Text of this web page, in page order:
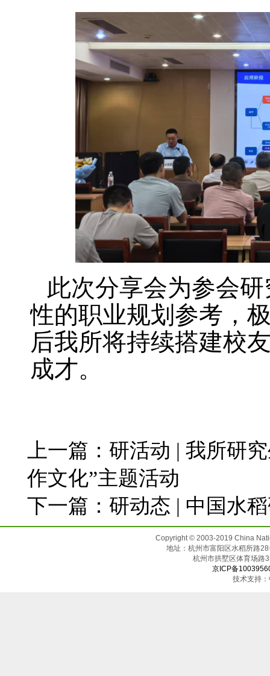
此次分享会为参会
性的职业规划参考，
后我所将持续搭建校
成才。
上一篇： 研活动 | 我所研
作文化”主题活动
下一篇： 研动态 | 中国水
Copyright © 2003-2019 China
地址：杭州市富阳区水稻所路
杭州市拱墅区体
京ICP备
技术支持